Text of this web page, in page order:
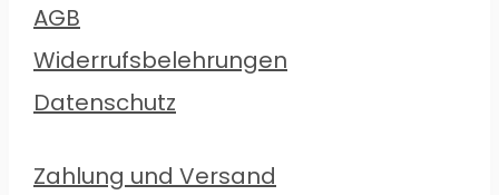
AGB
Widerrufsbelehrungen
Datenschutz
Zahlung und Versand